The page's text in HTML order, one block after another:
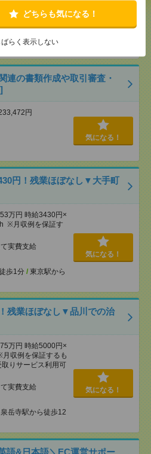
どちらも気になる！
ばらく表示しない
円～ ■週払い
駅/ …
連の書類作成や取引審査・
円
気になる！
円！残業ほぼなし▼大手町
万円 時給3430円×
※月収例を保証す
実費支給
歩1分 / 東京駅から
気になる！
残業ほぼなし▼品川での治
万円 時給5000円×
収例を保証するも
りサービス利用可
実費支給
泉岳寺駅から徒歩12
気になる！
語&日本語＼EC運営サポー